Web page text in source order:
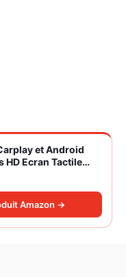
et Android
HD Ecran Tactile
Soutien Lien
Radio FM/USB/EQ
Caméra de Recul
Amazon →